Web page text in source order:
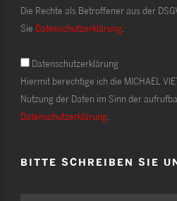
Die Rechte als Betroffener aus der
Sie Datenschutzerklärung.
Datenschutzerklärung
Hiermit berechtige ich die MICHAEL
Nutzung der Daten im Sinn der
Datenschutzerklärung.
BITTE SCHREIBEN SIE